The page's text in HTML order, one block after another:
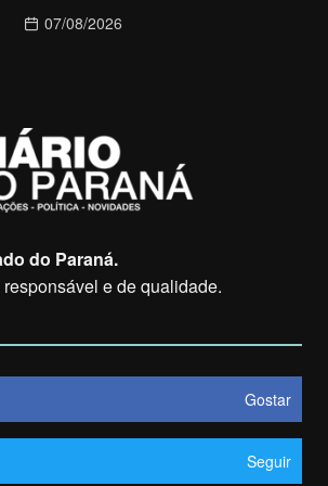
07/08/2026
do Paraná.
e de qualidade.
Gostar
Seguir